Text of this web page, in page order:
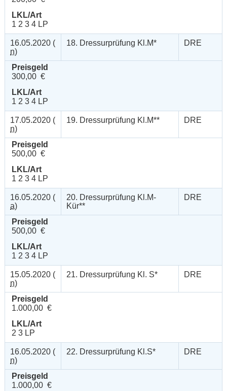
LKL/Art
1 2 3 4 LP
16.05.2020 (
n)
18. Dressurprüfung Kl.M* DRE
Preisgeld
300,00 €
LKL/Art
1 2 3 4 LP
17.05.2020 (
n)
19. Dressurprüfung Kl.M** DRE
Preisgeld
500,00 €
LKL/Art
1 2 3 4 LP
16.05.2020 (
a)
20. Dressurprüfung Kl.M-
Kür**
DRE
Preisgeld
500,00 €
LKL/Art
1 2 3 4 LP
15.05.2020 (
n)
21. Dressurprüfung Kl. S* DRE
Preisgeld
1.000,00 €
LKL/Art
2 3 LP
16.05.2020 (
n)
22. Dressurprüfung Kl.S* DRE
Preisgeld
1.000,00 €